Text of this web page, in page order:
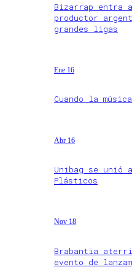
Bizarrap entra
productor
grandes ligas
Ene 16
Cuando la
Abr 16
Unibag se unió
Plásticos
Nov 18
Brabantia
evento de